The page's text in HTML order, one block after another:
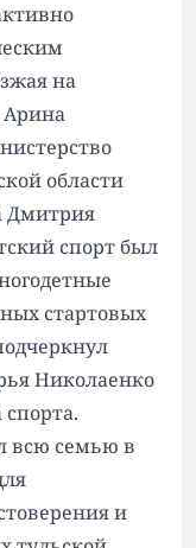
на
Арина
области
Дмитрия
спорт был
стартовых
Николаенко
всю семью в
и